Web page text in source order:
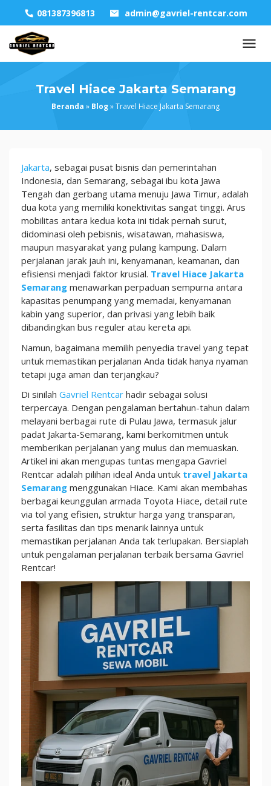
content
081387396813 admin@gavriel-rentcar.com
Travel Hiace Jakarta Semarang
Beranda » Blog»Travel Hiace Jakarta Semarang
Travel
Hiace
Jakarta
Semarang
Jakarta, sebagai pusat bisnis dan pemerintahan
Indonesia, dan Semarang, sebagai ibu kota Jawa
Tengah dan gerbang utama menuju Jawa Timur, adalah
dua kota yang memiliki konektivitas sangat tinggi. Arus
mobilitas antara kedua kota ini tidak pernah surut,
didominasi oleh pebisnis, wisatawan, mahasiswa,
maupun masyarakat yang pulang kampung. Dalam
perjalanan jarak jauh ini, kenyamanan, keamanan, dan
efisiensi menjadi faktor krusial. Travel Hiace Jakarta
Semarang menawarkan perpaduan sempurna antara
kapasitas penumpang yang memadai, kenyamanan
kabin yang superior, dan privasi yang lebih baik
dibandingkan bus reguler atau kereta api.
Namun, bagaimana memilih penyedia travel yang tepat
untuk memastikan perjalanan Anda tidak hanya nyaman
tetapi juga aman dan terjangkau?
Di sinilah Gavriel Rentcar hadir sebagai solusi
terpercaya. Dengan pengalaman bertahun-tahun dalam
melayani berbagai rute di Pulau Jawa, termasuk jalur
padat Jakarta-Semarang, kami berkomitmen untuk
memberikan perjalanan yang mulus dan memuaskan.
Artikel ini akan mengupas tuntas mengapa Gavriel
Rentcar adalah pilihan ideal Anda untuk travel Jakarta
Semarang menggunakan Hiace. Kami akan membahas
berbagai keunggulan armada Toyota Hiace, detail rute
via tol yang efisien, struktur harga yang transparan,
serta fasilitas dan tips menarik lainnya untuk
memastikan perjalanan Anda tak terlupakan. Bersiaplah
untuk pengalaman perjalanan terbaik bersama Gavriel
Rentcar!